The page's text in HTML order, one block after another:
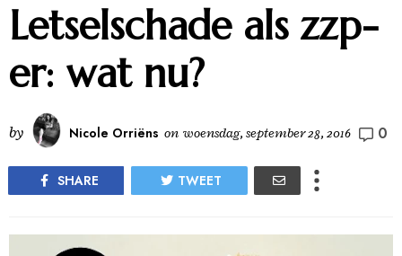
Letselschade als zzp-
er: wat nu?
by Nicole Orriëns on woensdag, september 28, 2016 0
SHARE TWEET